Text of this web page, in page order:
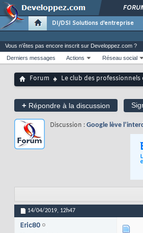
DI/DSI Solutions d'entreprise
Vous n'êtes pas encore inscrit sur Developpez.com ?
Derniers messages
Actions Réseau social
Forum Le club des
+ Répondre à la discussion
Discussion : Google lève
14/04/2019, 12h47
Eric80